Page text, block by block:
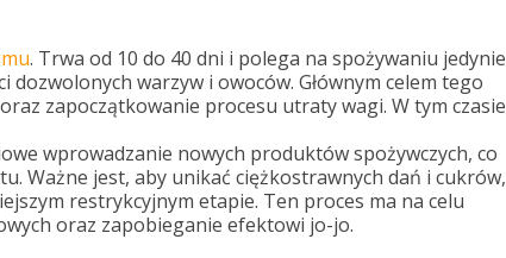
. Trwa od 10 do 40 dni i polega na spożywaniu jedynie
dozwolonych warzyw i owoców. Głównym celem tego
zapoczątkowanie procesu utraty wagi. W tym czasie
wprowadzanie nowych produktów spożywczych, co
Ważne jest, aby unikać ciężkostrawnych dań i cukrów,
restrykcyjnym etapie. Ten proces ma na celu
oraz zapobieganie efektowi jo-jo.